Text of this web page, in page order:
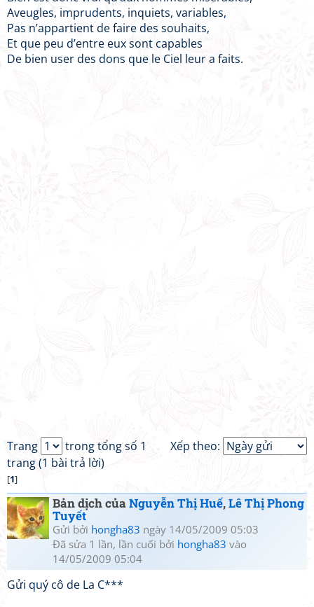
Aveugles, imprudents, inquiets, variables,
Pas n’appartient de faire des souhaits,
Et que peu d’entre eux sont capables
De bien user des dons que le Ciel leur a faits.
Xếp theo:
Trang
trong tổng số 1
trang (1 bài trả lời)
[1]
Bản dịch củaNguyễn Thị Huế,Lê Thị Phong
Tuyết
Gửi bởi hongha83 ngày 14/05/2009 05:03
Đã sửa 1 lần, lần cuối bởi hongha83 vào
14/05/2009 05:04
Gửi quý cô de La C***